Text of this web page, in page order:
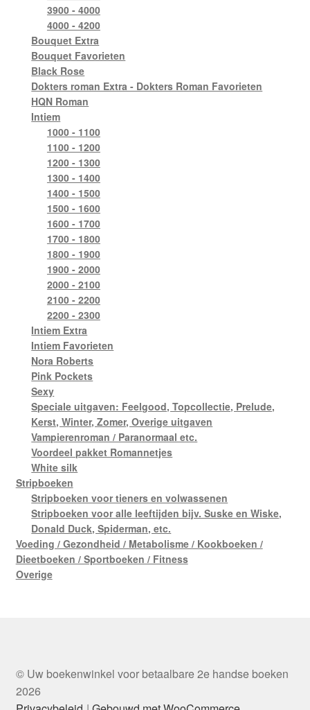
3900 - 4000
4000 - 4200
Bouquet Extra
Bouquet Favorieten
Black Rose
Dokters roman Extra - Dokters Roman Favorieten
HQN Roman
Intiem
1000 - 1100
1100 - 1200
1200 - 1300
1300 - 1400
1400 - 1500
1500 - 1600
1600 - 1700
1700 - 1800
1800 - 1900
1900 - 2000
2000 - 2100
2100 - 2200
2200 - 2300
Intiem Extra
Intiem Favorieten
Nora Roberts
Pink Pockets
Sexy
Speciale uitgaven: Feelgood, Topcollectie, Prelude,
Kerst, Winter, Zomer, Overige uitgaven
Vampierenroman / Paranormaal etc.
Voordeel pakket Romannetjes
White silk
Stripboeken
Stripboeken voor tieners en volwassenen
Stripboeken voor alle leeftijden bijv. Suske en Wiske,
Donald Duck, Spiderman, etc.
Voeding / Gezondheid / Metabolisme / Kookboeken /
Dieetboeken / Sportboeken / Fitness
Overige
© Uw boekenwinkel voor betaalbare 2e handse boeken
2026